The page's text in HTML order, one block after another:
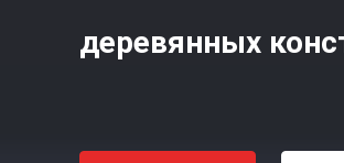
деревянных